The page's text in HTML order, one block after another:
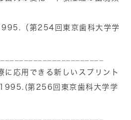
（第254回東京歯科大学学
に応用できる新しいスプリント
第256回東京歯科大学学